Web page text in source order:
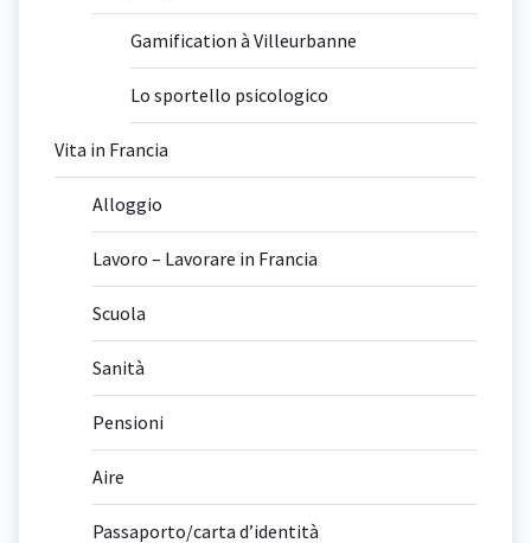
Gamification à Villeurbanne
Lo sportello psicologico
Vita in Francia
Alloggio
Lavoro – Lavorare in Francia
Scuola
Sanità
Pensioni
Aire
Passaporto/carta d’identità